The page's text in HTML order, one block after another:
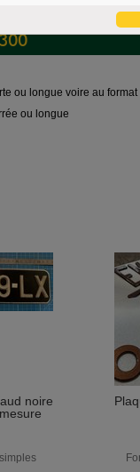
ou longue voire au
ou longue
noire